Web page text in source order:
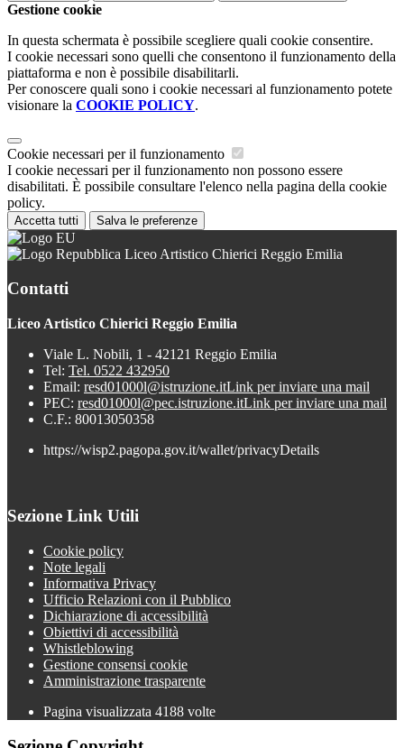
Gestione cookie
In questa schermata è possibile scegliere quali cookie consentire.
I cookie necessari sono quelli che consentono il funzionamento della
piattaforma e non è possibile disabilitarli.
Per conoscere quali sono i cookie necessari al funzionamento potete
visionare la COOKIE POLICY.
Cookie necessari per il funzionamento
I cookie necessari per il funzionamento non possono essere
disabilitati. È possibile consultare l'elenco nella pagina della cookie
policy.
Accetta tutti Salva le preferenze
Liceo Artistico Chierici Reggio Emilia
Contatti
Liceo Artistico Chierici Reggio Emilia
Viale L. Nobili, 1 - 42121 Reggio Emilia
Tel: Tel. 0522 432950
Email: resd01000l@istruzione.itLink per inviare una mail
PEC: resd01000l@pec.istruzione.itLink per inviare una mail
C.F.: 80013050358
https://wisp2.pagopa.gov.it/wallet/privacyDetails
Sezione Link Utili
Cookie policy
Note legali
Informativa Privacy
Ufficio Relazioni con il Pubblico
Dichiarazione di accessibilità
Obiettivi di accessibilità
Whistleblowing
Gestione consensi cookie
Amministrazione trasparente
Pagina visualizzata 4188 volte